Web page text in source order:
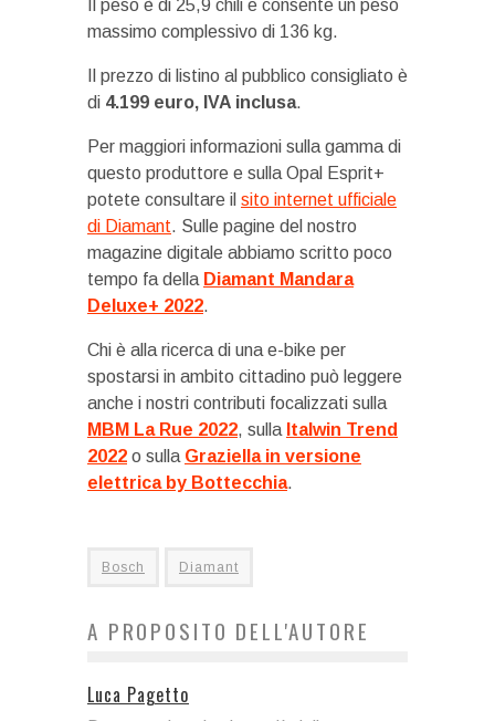
Il peso è di 25,9 chili e consente un peso
massimo complessivo di 136 kg.
Il prezzo di listino al pubblico consigliato è
di 4.199 euro, IVA inclusa.
Per maggiori informazioni sulla gamma di
questo produttore e sulla Opal Esprit+
potete consultare il sito internet ufficiale
di Diamant. Sulle pagine del nostro
magazine digitale abbiamo scritto poco
tempo fa della Diamant Mandara
Deluxe+ 2022.
Chi è alla ricerca di una e-bike per
spostarsi in ambito cittadino può leggere
anche i nostri contributi focalizzati sulla
MBM La Rue 2022, sulla Italwin Trend
2022 o sulla Graziella in versione
elettrica by Bottecchia.
Bosch Diamant
A PROPOSITO DELL'AUTORE
Luca Pagetto